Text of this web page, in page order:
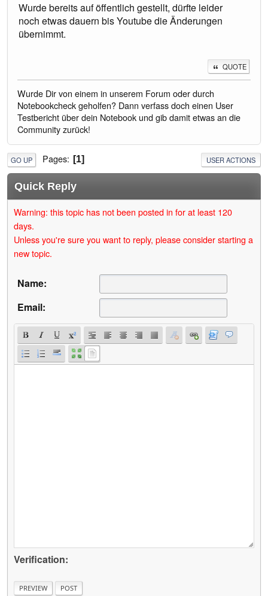
Wurde bereits auf öffentlich gestellt, dürfte leider
noch etwas dauern bis Youtube die Änderungen
übernimmt.
QUOTE
Wurde Dir von einem in unserem Forum oder durch
Notebookcheck geholfen? Dann verfass doch einen User
Testbericht über dein Notebook und gib damit etwas an die
Community zurück!
GO UP Pages 1 USER ACTIONS
Quick Reply
Warning: this topic has not been posted in for at least 120
days.
Unless you're sure you want to reply, please consider starting a
new topic.
Name:
Email:
Verification: